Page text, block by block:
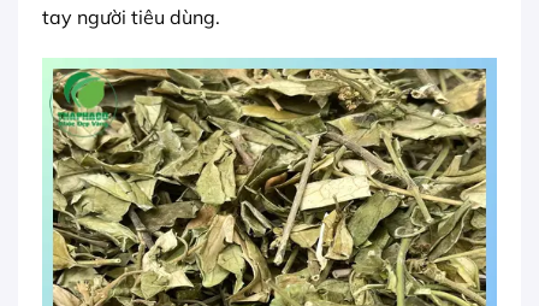
tay người tiêu dùng.